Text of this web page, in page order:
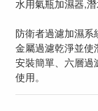
水用氣瓶加濕器,
防衛者過濾加濕系
金屬過濾乾淨並使
安裝簡單、六層過
使用。